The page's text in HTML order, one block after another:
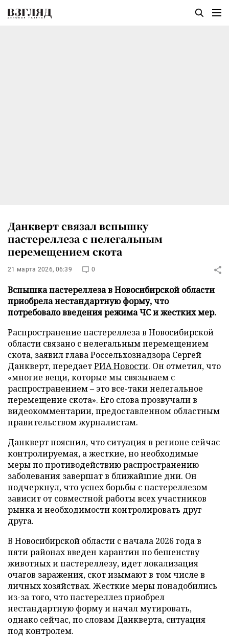
Данкверт связал вспышку
пастереллеза с нелегальным
перемещением скота
21 марта 2026, 06:39 0
Вспышка пастереллеза в Новосибирской области
приобрела нестандартную форму, что
потребовало введения режима ЧС и жестких мер.
Распространение пастереллеза в Новосибирской
области связано с нелегальным перемещением
скота, заявил глава Россельхознадзора Сергей
Данкверт, передаетРИА Новости. Он отметил, что
«многие вещи, которые мы связываем с
распространением – это все-таки нелегальное
перемещение скота». Его слова прозвучали в
видеокомментарии, предоставленном областным
правительством журналистам.
Данкверт пояснил, что ситуация в регионе сейчас
контролируемая, а жесткие, но необходимые
меры по противодействию распространению
заболевания завершат в ближайшие дни. Он
подчеркнул, что успех борьбы с пастереллезом
зависит от совместной работы всех участников
рынка и необходимости контролировать друг
друга.
В Новосибирской области с начала 2026 года в
пяти районах введен карантин по бешенству
животных и пастереллезу, идет локализация
очагов заражения, скот изымают в том числе в
личных хозяйствах. Жесткие меры понадобились
из-за того, что пастереллез приобрел
нестандартную форму и начал мутировать,
однако сейчас, по словам Данкверта, ситуация
под контролем.